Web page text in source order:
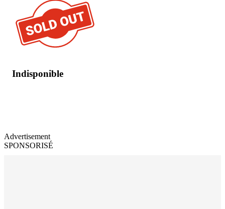
Indisponible
Advertisement
SPONSORISÉ